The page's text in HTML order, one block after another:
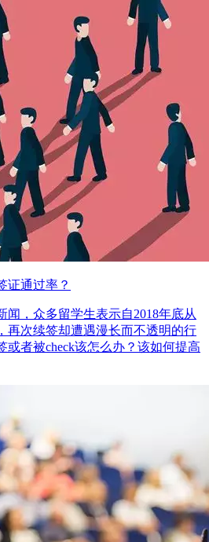
证通过率？
闻，众多留学生表示自2018年底从
再次续签却遭遇漫长而不透明的行
或者被check该怎么办？该如何提高